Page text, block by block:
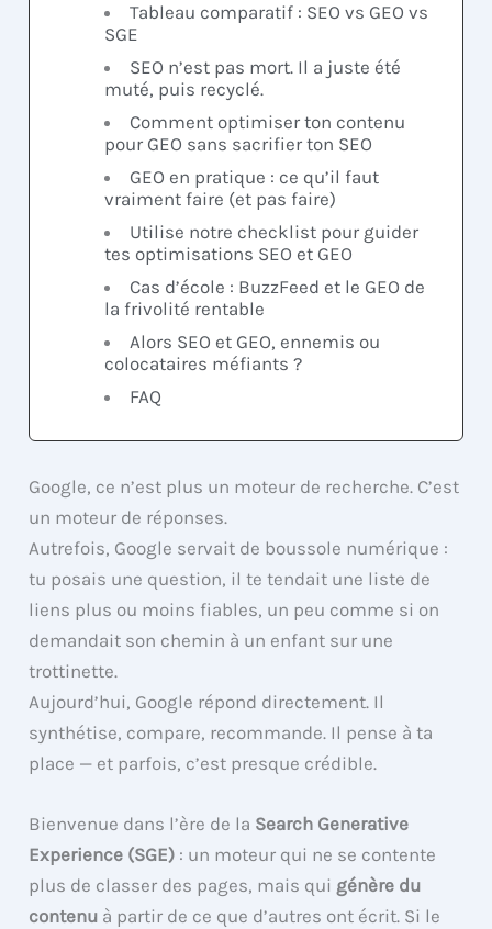
Tableau comparatif : SEO vs GEO vs
SGE
SEO n’est pas mort. Il a juste été
muté, puis recyclé.
Comment optimiser ton contenu
pour GEO sans sacrifier ton SEO
GEO en pratique : ce qu’il faut
vraiment faire (et pas faire)
Utilise notre checklist pour guider
tes optimisations SEO et GEO
Cas d’école : BuzzFeed et le GEO de
la frivolité rentable
Alors SEO et GEO, ennemis ou
colocataires méfiants ?
FAQ
Google, ce n’est plus un moteur de recherche. C’est
un moteur de réponses.
Autrefois, Google servait de boussole numérique :
tu posais une question, il te tendait une liste de
liens plus ou moins fiables, un peu comme si on
demandait son chemin à un enfant sur une
trottinette.
Aujourd’hui, Google répond directement. Il
synthétise, compare, recommande. Il pense à ta
place — et parfois, c’est presque crédible.
Bienvenue dans l’ère de la Search Generative
Experience (SGE) : un moteur qui ne se contente
plus de classer des pages, mais qui génère du
contenu à partir de ce que d’autres ont écrit. Si le